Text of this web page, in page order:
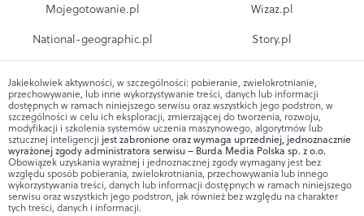
Mojegotowanie.pl
National-geographic.pl
Wizaz.pl
Story.pl
Jakiekolwiek aktywności, w szczególności: pobieranie, zwielokrotnianie,
przechowywanie, lub inne wykorzystywanie treści, danych lub informacji
dostępnych w ramach niniejszego serwisu oraz wszystkich jego podstron, w
szczególności w celu ich eksploracji, zmierzającej do tworzenia, rozwoju,
modyfikacji i szkolenia systemów uczenia maszynowego, algorytmów lub
sztucznej inteligencji jest zabronione oraz wymaga uprzedniej, jednoznacznie
wyrażonej zgody administratora serwisu – Burda Media Polska sp. z o.o.
Obowiązek uzyskania wyraźnej i jednoznacznej zgody wymagany jest bez
względu sposób pobierania, zwielokrotniania, przechowywania lub innego
wykorzystywania treści, danych lub informacji dostępnych w ramach niniejszego
serwisu oraz wszystkich jego podstron, jak również bez względu na charakter
tych treści, danych i informacji.